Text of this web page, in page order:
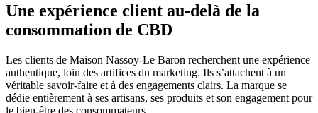
Une expérience client au-delà de la
consommation de CBD
Les clients de Maison Nassoy-Le Baron recherchent une expérience
authentique, loin des artifices du marketing. Ils s’attachent à un
véritable savoir-faire et à des engagements clairs. La marque se
dédie entièrement à ses artisans, ses produits et son engagement pour
le bien-être des consommateurs.